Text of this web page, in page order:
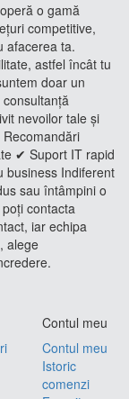
o gamă
competitive,
afacerea ta.
astfel încât tu
doar un
nevoilor tale și
✔ Suport IT rapid
business Indiferent
sau întâmpini o
contacta
iar echipa
alege
Contul meu
Contul meu
Istoric
comenzi